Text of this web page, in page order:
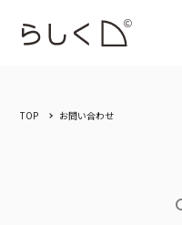
TOP お問い合わせ